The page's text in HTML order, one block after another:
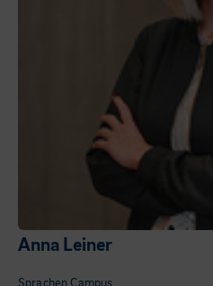
Anna Leiner
Sprachen Campus